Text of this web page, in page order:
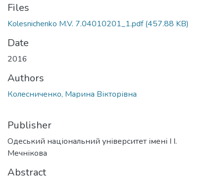
Files
Kolesnichenko M.V. 7.04010201_1.pdf(457.88 KB)
Date
2016
Authors
Колесниченко, Марина Вікторівна
Publisher
Одеський національний університет імені І І.
Мечнікова
Abstract